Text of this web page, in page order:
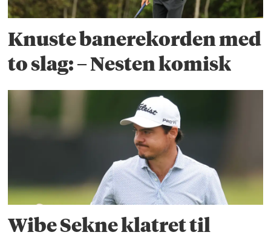
Knuste banerekorden med
to slag: – Nesten komisk
Wibe Sekne klatret til